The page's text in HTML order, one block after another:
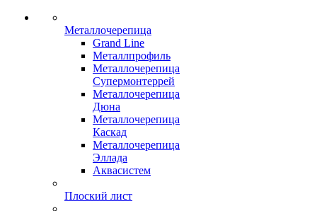
Металлочерепица
Grand Line
Металлпрофиль
Металлочерепица
Супермонтеррей
Металлочерепица
Дюна
Металлочерепица
Каскад
Металлочерепица
Эллада
Аквасистем
Плоский лист